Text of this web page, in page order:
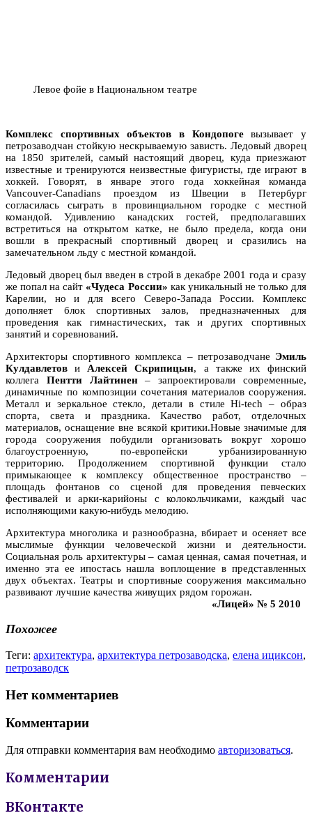
Левое фойе в Национальном театре
Комплекс спортивных объектов в Кондопогевызывает у
петрозаводчан стойкую нескрываемую зависть. Ледовый дворец
на 1850 зрителей, самый настоящий дворец, куда приезжают
известные и тренируются неизвестные фигуристы, где играют в
хоккей. Говорят, в январе этого года хоккейная команда
Vancouver-Canadians проездом из Швеции в Петербург
согласилась сыграть в провинциальном городке с местной
командой. Удивлению канадских гостей, предполагавших
встретиться на открытом катке, не было предела, когда они
вошли в прекрасный спортивный дворец и сразились на
замечательном льду с местной командой.
Ледовый дворец был введен в строй в декабре 2001 года и сразу
же попал на сайт«Чудеса России» как уникальный не только для
Карелии, но и для всего Северо-Запада России. Комплекс
дополняет блок спортивных залов, предназначенных для
проведения как гимнастических, так и других спортивных
занятий и соревнований.
Архитекторы спортивного комплекса – петрозаводчане Эмиль
Кулдавлетов и Алексей Скрипицын, а также их финский
коллега Пентти Лайтинен– запроектировали современные,
динамичные по композиции сочетания материалов сооружения.
Металл и зеркальное стекло, детали в стиле Hi-tech – образ
спорта, света и праздника. Качество работ, отделочных
материалов, оснащение вне всякой критики.Новые значимые для
города сооружения побудили организовать вокруг хорошо
благоустроенную, по-европейски урбанизированную
территорию. Продолжением спортивной функции стало
примыкающее к комплексу общественное пространство –
площадь фонтанов со сценой для проведения певческих
фестивалей и арки-карийоны с колокольчиками, каждый час
исполняющими какую-нибудь мелодию.
Архитектура многолика и разнообразна, вбирает и осеняет все
мыслимые функции человеческой жизни и деятельности.
Социальная роль архитектуры – самая ценная, самая почетная, и
именно эта ее ипостась нашла воплощение в представленных
двух объектах. Театры и спортивные сооружения максимально
развивают лучшие качества живущих рядом горожан.
«Лицей» № 5 2010
Похожее
Теги: архитектура, архитектура петрозаводска, елена ициксон,
петрозаводск
Нет комментариев
Комментарии
Для отправки комментария вам необходимо авторизоваться.
Комментарии
ВКонтакте